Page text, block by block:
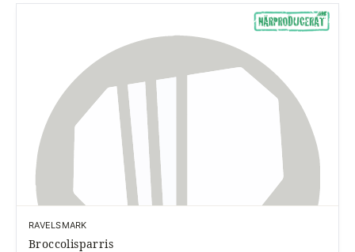
RAVELSMARK
Broccolisparris